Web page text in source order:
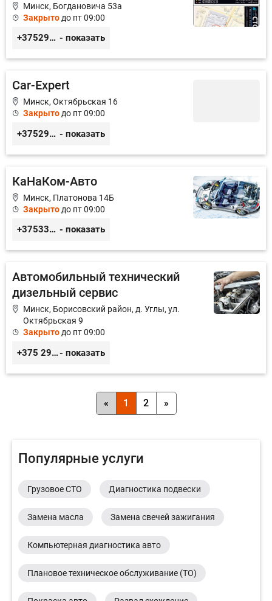
Минск, Богдановича 53а
Закрыто до пт 09:00
+375296680450 - показать
Car-Expert
Минск, Октябрьская 16
Закрытодо пт 09:00
+375293332013 - показать
КаНаКом-Авто
Минск, Платонова 14Б
Закрыто до пт 09:00
+375336756676 - показать
Автомобильный технический
дизельный сервис
Минск, Борисовский район, д. Углы, ул.
Октябрьская 9
Закрытодо пт 09:00
+375 29 3217422; +375 29 6130364- показать
« 1 2 »
Популярные услуги
Грузовое СТО Диагностика подвески
Замена масла Замена свечей зажигания
Компьютерная диагностика авто
Плановое техническое обслуживание (ТО)